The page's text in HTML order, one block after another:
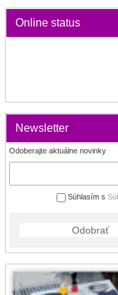
Online status
Newsletter
Odoberajte aktuálne novinky
Súhlasím s
Odobrať